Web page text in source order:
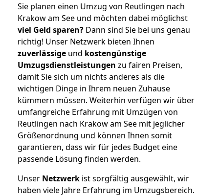
Sie planen einen Umzug von Reutlingen nach
Krakow am See und möchten dabei möglichst
viel Geld sparen? Dann sind Sie bei uns genau
richtig! Unser Netzwerk bieten Ihnen
zuverlässige und kostengünstige
Umzugsdienstleistungen zu fairen Preisen,
damit Sie sich um nichts anderes als die
wichtigen Dinge in Ihrem neuen Zuhause
kümmern müssen. Weiterhin verfügen wir über
umfangreiche Erfahrung mit Umzügen von
Reutlingen nach Krakow am See mit jeglicher
Größenordnung und können Ihnen somit
garantieren, dass wir für jedes Budget eine
passende Lösung finden werden.
Unser Netzwerk ist sorgfältig ausgewählt, wir
haben viele Jahre Erfahrung im Umzugsbereich.